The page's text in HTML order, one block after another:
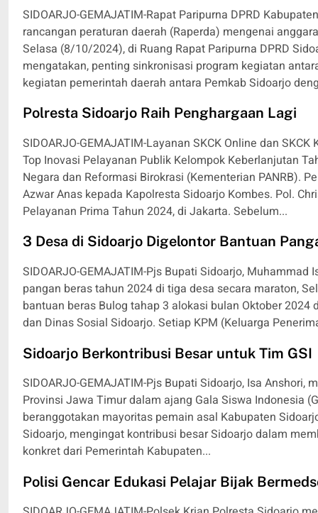
SIDOARJO-GEMAJATIM-Rapat Paripurna DPRD
rancangan peraturan daerah (Raperda) mengenai
Selasa (8/10/2024), di Ruang Rapat Paripurna DPRD
mengatakan, penting sinkronisasi program kegiatan
kegiatan pemerintah daerah antara Pemkab Sidoarjo
Polresta Sidoarjo Raih Penghargaan Lagi
SIDOARJO-GEMAJATIM-Layanan SKCK Online dan
Top Inovasi Pelayanan Publik Kelompok Keberlanjutan
Negara dan Reformasi Birokrasi (Kementerian PANRB).
Azwar Anas kepada Kapolresta Sidoarjo Kombes. Pol.
Pelayanan Prima Tahun 2024, di Jakarta. Sebelum...
3 Desa di Sidoarjo Digelontor Bantuan
SIDOARJO-GEMAJATIM-Pjs Bupati Sidoarjo,
pangan beras tahun 2024 di tiga desa secara maraton,
bantuan beras Bulog tahap 3 alokasi bulan Oktober
dan Dinas Sosial Sidoarjo. Setiap KPM (Keluarga
Sidoarjo Berkontribusi Besar untuk Tim GSI
SIDOARJO-GEMAJATIM-Pjs Bupati Sidoarjo, Isa
Provinsi Jawa Timur dalam ajang Gala Siswa Indonesia
beranggotakan mayoritas pemain asal Kabupaten
Sidoarjo, mengingat kontribusi besar Sidoarjo dalam
konkret dari Pemerintah Kabupaten...
Polisi Gencar Edukasi Pelajar Bijak